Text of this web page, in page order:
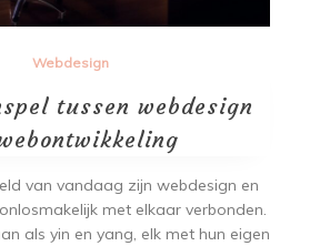
Webdesign
tussen webdesign
van vandaag zijn webdesign en
met elkaar verbonden.
als yin en yang, elk met hun eigen